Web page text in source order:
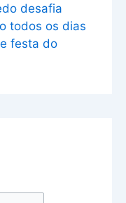
desafia
todos os dias
festa do